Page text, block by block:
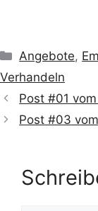
Kategorien
Angebote,
Verhandeln
Post #01
Post #03